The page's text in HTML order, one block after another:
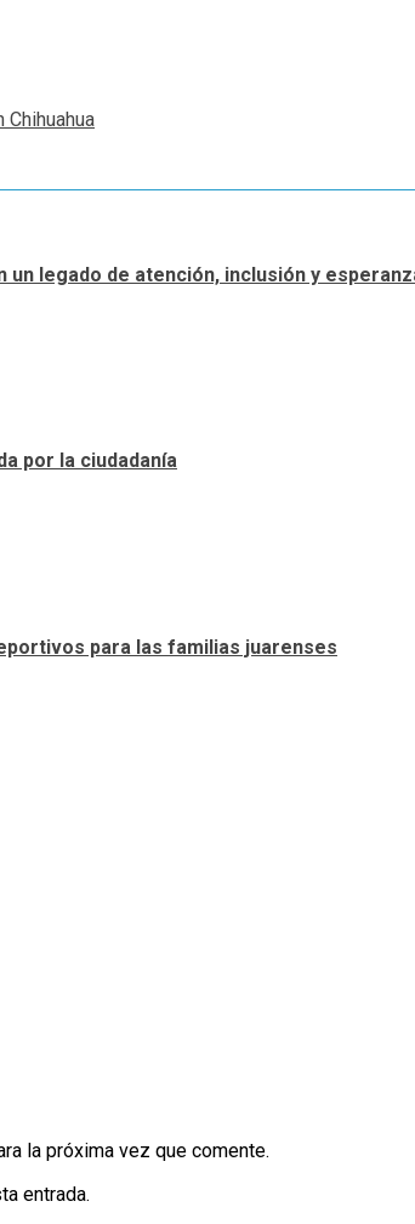
legado de atención, inclusión y
por la ciudadanía
para las familias juarenses
la próxima vez que comente.
entrada.